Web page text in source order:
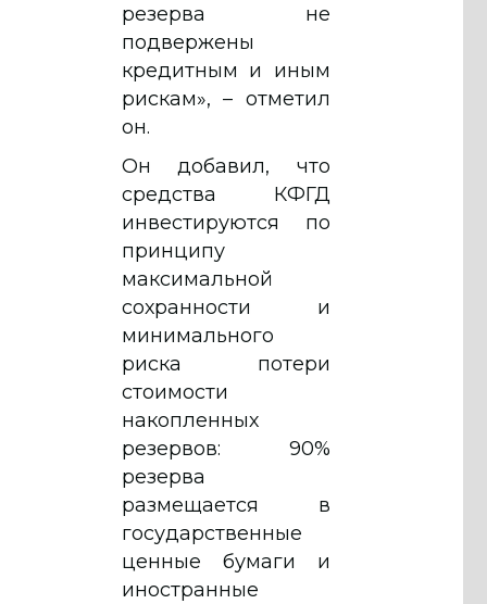
резерва не
подвержены
кредитным и иным
рискам», – отметил
он.
Он добавил, что
средства КФГД
инвестируются по
принципу
максимальной
сохранности и
минимального
риска потери
стоимости
накопленных
резервов: 90%
резерва
размещается в
государственные
ценные бумаги и
иностранные